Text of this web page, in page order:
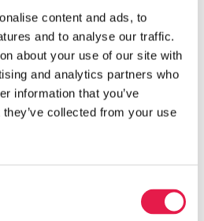
content and ads, to
and to analyse our traffic.
about your use of our site with
and analytics partners who
information that you’ve
collected from your use